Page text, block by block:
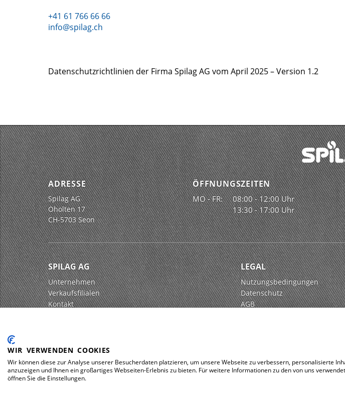
+41 61 766 66 66
info@spilag.ch
Datenschutzrichtlinien der Firma Spilag AG vom April 2025 – Version 1.2
ADRESSE
Spilag AG
Oholten 17
CH-5703 Seon
ÖFFNUNGSZEITEN
MO - FR:
08:00 - 12:00 Uhr
13:30 - 17:00 Uhr
SPILAG AG
Unternehmen
Verkaufsfilialen
Kontakt
LEGAL
Nutzungsbedingungen
Datenschutz
AGB
Impressum Datenschutz
© 2026 Spilag AG
WIR VERWENDEN COOKIES
Wir können diese zur Analyse unserer Besucherdaten platzieren, um unsere Webseite zu verbessern, personalisierte
anzuzeigen und Ihnen ein großartiges Webseiten-Erlebnis zu bieten. Für weitere Informationen zu den von uns
öffnen Sie die Einstellungen.